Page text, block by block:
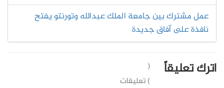
عمل مشترك بين جامعة الملك عبدالله وتورنتو يفتح
نافذة على آفاق جديدة
اترك تعليقاً
(
) تعليقات